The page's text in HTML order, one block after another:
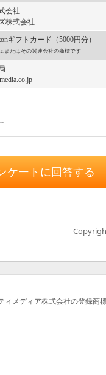
会社
株式会社
ギフトカード（5000円分）
またはその関連会社の商標です
ケートに回答する
ィメディア株式会社の登録商